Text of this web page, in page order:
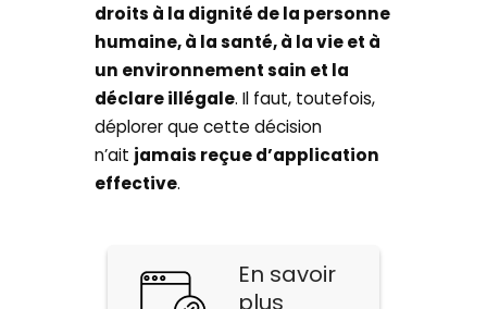
droits à la dignité de la personne
humaine, à la santé, à la vie et à
un environnement sain et la
déclare illégale. Il faut, toutefois,
déplorer que cette décision
n’ait jamais reçue d’application
effective.
En savoir
plus